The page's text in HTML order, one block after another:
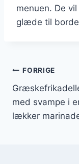
menuen. De
glæde til
FORRIGE
med svampe i
lækker